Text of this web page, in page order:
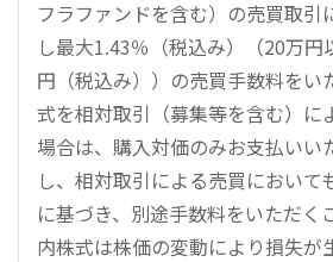
フラファンドを含む）の売買取引
し最大1.43％（税込み）（20万
円（税込み））の売買手数料をい
式を相対取引（募集等を含む）に
場合は、購入対価のみお支払いい
し、相対取引による売買において
に基づき、別途手数料をいただく
内株式は株価の変動により損失が